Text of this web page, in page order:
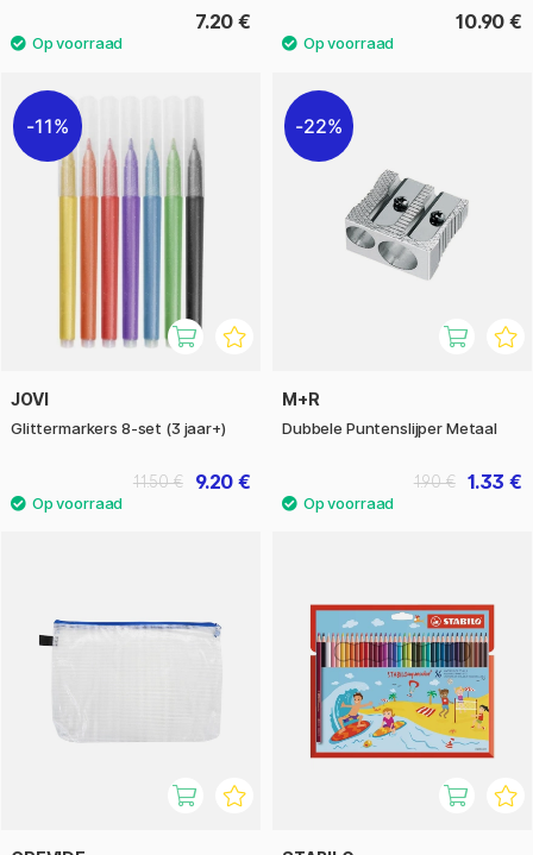
7.20 € 10.90 €
11%
JOVI
Glittermarkers 8-set (3 jaar+)
9.20 €
11.50 €
22%
M+R
Dubbele Puntenslijper Metaal
1.33 €
1.90 €